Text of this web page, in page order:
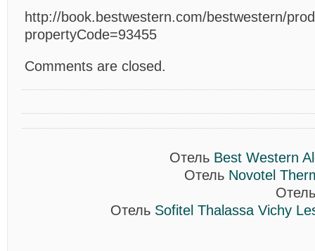
http://book.bestwestern.com/bestwestern/
propertyCode=93455
Comments are closed.
Отель Best Western
Отель Novotel
Отель Sofitel Thalassa Vichy